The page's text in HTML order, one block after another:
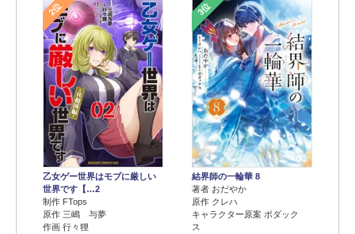
2位
乙女ゲー世界はモブに厳しい
世界です【…2
制作 FTops
原作 三嶋 与夢
作画 行々狸
3位
結界師の一輪華 8
著者 おだやか
原作 クレハ
キャラクター原案 ボダック
ス